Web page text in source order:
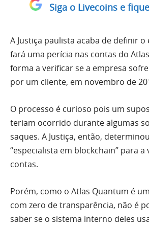
Siga o Livecoins e
A Justiça paulista acaba de definir
fará uma perícia nas contas do
forma a verificar se a empresa
por um cliente, em novembro de
O processo é curioso pois um
teriam ocorrido durante algumas
saques. A Justiça, então,
“especialista em blockchain” para a
contas.
Porém, como o Atlas Quantum é
com zero de transparência, não é
saber se o sistema interno deles